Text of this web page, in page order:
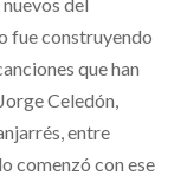
fue construyendo
que han
Celedón,
entre
comenzó con ese